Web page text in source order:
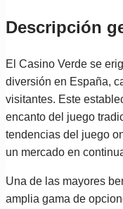
Descripción
El Casino Verde se
diversión en España,
visitantes. Este
encanto del juego
tendencias del juego
un mercado en
Una de las mayores
amplia gama de